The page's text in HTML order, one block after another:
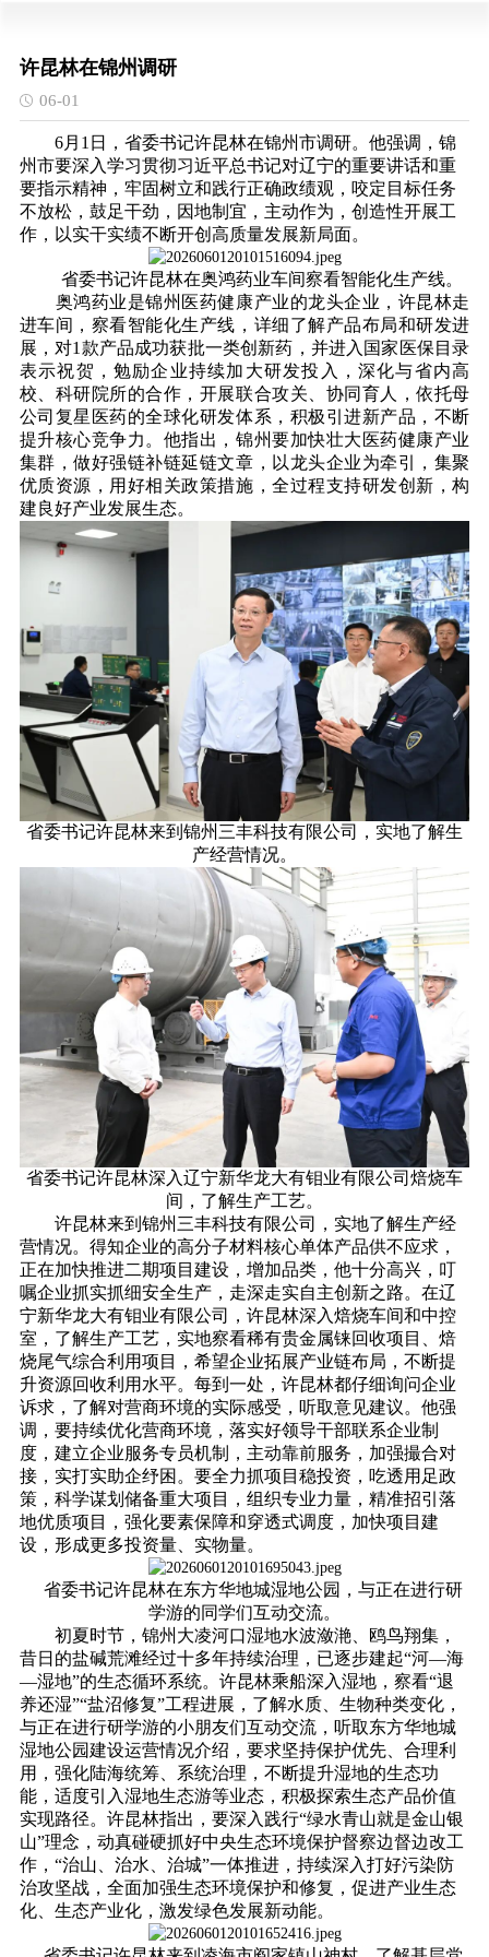
许昆林在锦州调研
06-01
6月1日，省委书记许昆林在锦州市调研。他强调，锦
州市要深入学习贯彻习近平总书记对辽宁的重要讲话和重
要指示精神，牢固树立和践行正确政绩观，咬定目标任务
不放松，鼓足干劲，因地制宜，主动作为，创造性开展工
作，以实干实绩不断开创高质量发展新局面。
省委书记许昆林在奥鸿药业车间察看智能化生产线。
奥鸿药业是锦州医药健康产业的龙头企业，许昆林走
进车间，察看智能化生产线，详细了解产品布局和研发进
展，对1款产品成功获批一类创新药，并进入国家医保目录
表示祝贺，勉励企业持续加大研发投入，深化与省内高
校、科研院所的合作，开展联合攻关、协同育人，依托母
公司复星医药的全球化研发体系，积极引进新产品，不断
提升核心竞争力。他指出，锦州要加快壮大医药健康产业
集群，做好强链补链延链文章，以龙头企业为牵引，集聚
优质资源，用好相关政策措施，全过程支持研发创新，构
建良好产业发展生态。
省委书记许昆林来到锦州三丰科技有限公司，实地了解生
产经营情况。
省委书记许昆林深入辽宁新华龙大有钼业有限公司焙烧车
间，了解生产工艺。
许昆林来到锦州三丰科技有限公司，实地了解生产经
营情况。得知企业的高分子材料核心单体产品供不应求，
正在加快推进二期项目建设，增加品类，他十分高兴，叮
嘱企业抓实抓细安全生产，走深走实自主创新之路。在辽
宁新华龙大有钼业有限公司，许昆林深入焙烧车间和中控
室，了解生产工艺，实地察看稀有贵金属铼回收项目、焙
烧尾气综合利用项目，希望企业拓展产业链布局，不断提
升资源回收利用水平。每到一处，许昆林都仔细询问企业
诉求，了解对营商环境的实际感受，听取意见建议。他强
调，要持续优化营商环境，落实好领导干部联系企业制
度，建立企业服务专员机制，主动靠前服务，加强撮合对
接，实打实助企纾困。要全力抓项目稳投资，吃透用足政
策，科学谋划储备重大项目，组织专业力量，精准招引落
地优质项目，强化要素保障和穿透式调度，加快项目建
设，形成更多投资量、实物量。
省委书记许昆林在东方华地城湿地公园，与正在进行研
学游的同学们互动交流。
初夏时节，锦州大凌河口湿地水波潋滟、鸥鸟翔集，
昔日的盐碱荒滩经过十多年持续治理，已逐步建起“河—海
—湿地”的生态循环系统。许昆林乘船深入湿地，察看“退
养还湿”“盐沼修复”工程进展，了解水质、生物种类变化，
与正在进行研学游的小朋友们互动交流，听取东方华地城
湿地公园建设运营情况介绍，要求坚持保护优先、合理利
用，强化陆海统筹、系统治理，不断提升湿地的生态功
能，适度引入湿地生态游等业态，积极探索生态产品价值
实现路径。许昆林指出，要深入践行“绿水青山就是金山银
山”理念，动真碰硬抓好中央生态环境保护督察边督边改工
作，“治山、治水、治城”一体推进，持续深入打好污染防
治攻坚战，全面加强生态环境保护和修复，促进产业生态
化、生态产业化，激发绿色发展新动能。